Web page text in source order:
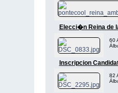
Elecci�n Reina de
60
Inscripcion
82